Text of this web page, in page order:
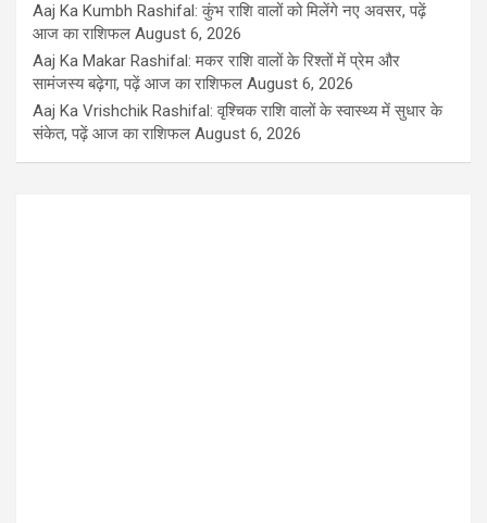
Aaj Ka Kumbh Rashifal: कुंभ राशि वालों को मिलेंगे नए अवसर, पढ़ें
आज का राशिफल August 6, 2026
Aaj Ka Makar Rashifal: मकर राशि वालों के रिश्तों में प्रेम और
सामंजस्य बढ़ेगा, पढ़ें आज का राशिफल August 6, 2026
Aaj Ka Vrishchik Rashifal: वृश्चिक राशि वालों के स्वास्थ्य में सुधार के
संकेत, पढ़ें आज का राशिफल August 6, 2026